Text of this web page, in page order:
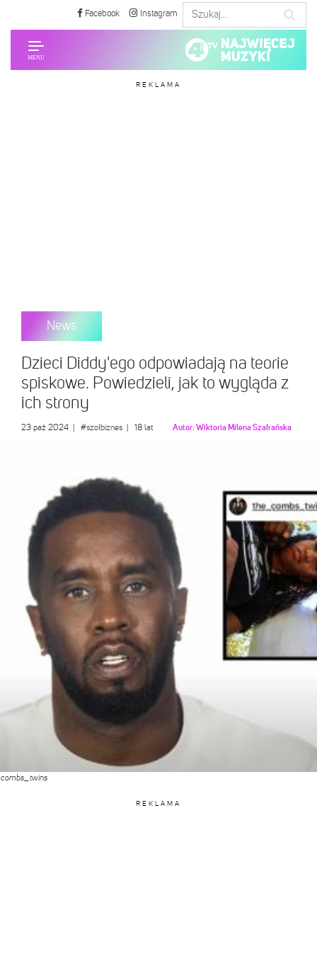
Facebook Instagram
REKLAMA
News
Dzieci Diddy'ego odpowiadają na teorie
spiskowe. Powiedzieli, jak to wygląda z
ich strony
23 paź 2024 #szołbiznes | 18 lat Autor:Wiktoria Milena Szafrańska
REKLAMA